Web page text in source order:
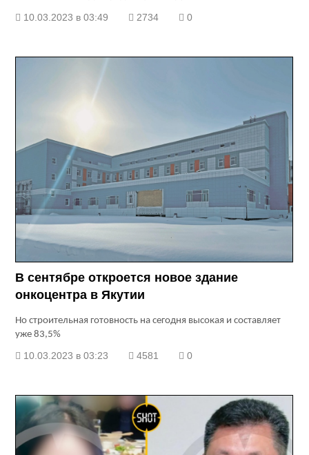
10.03.2023 в 03:49 2734 0
В сентябре откроется новое здание
онкоцентра в Якутии
Но строительная готовность на сегодня высокая и составляет
уже 83,5%
10.03.2023 в 03:23 4581 0